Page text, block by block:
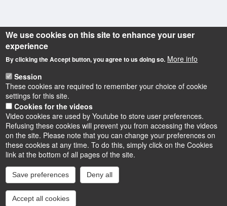
Informations
UFR Sciences et Techniques
1, rue de Chartres, 45100 Orléans
02 38 41 71 78
InstagramLinkedInYoutubeTikTok
Accessibilité : partiellement conforme
Cookies
We use cookies on this site to enhance your user
experience
By clicking the Accept button, you agree to us doing so. More info
Session
These cookies are required to remember your choice of cookie
settings for this site.
Cookies for the videos
Video cookies are used by Youtube to store user preferences.
Refusing these cookies will prevent you from accessing the videos
on the site. Please note that you can change your preferences on
these cookies at any time. To do this, simply click on the Cookies
link at the bottom of all pages of the site.
Save preferences Deny all
Accept all cookies